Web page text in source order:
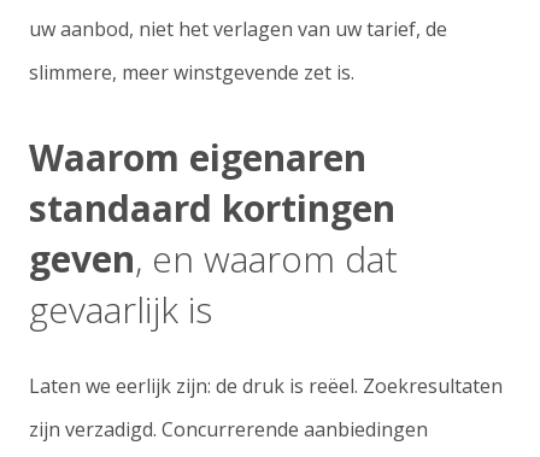
uw aanbod, niet het verlagen van uw tarief, de
slimmere, meer winstgevende zet is.
Waarom eigenaren
standaard kortingen
geven, en waarom dat
gevaarlijk is
Laten we eerlijk zijn: de druk is reëel. Zoekresultaten
zijn verzadigd. Concurrerende aanbiedingen